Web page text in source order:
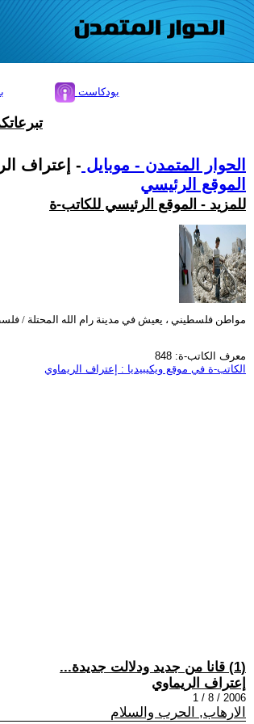
بودكاست
الحوار المتمدن - موبايل - إعتراف
الموقع الرئيسي
للمزيد - الموقع الرئيسي للكاتب-ة
مواطن فلسطيني ، يعيش في مدينة رام الله المحتلة /
معرف الكاتب-ة: 848
الكاتب-ة في موقع ويكيبيديا : إعتراف الريماوي
(1) قانا من جديد ودلالت جديدة...
إعتراف الريماوي
2006 / 8 / 1
الارهاب, الحرب والسلام